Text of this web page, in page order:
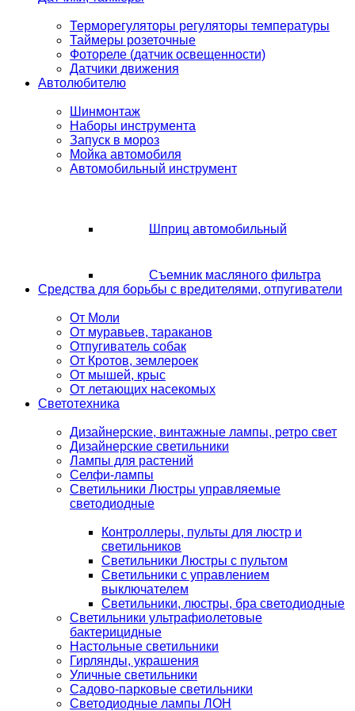
Терморегуляторы регуляторы температуры
Таймеры розеточные
Фотореле (датчик освещенности)
Датчики движения
Автолюбителю
Шинмонтаж
Наборы инструмента
Запуск в мороз
Мойка автомобиля
Автомобильный инструмент
Шприц автомобильный
Съемник масляного фильтра
Средства для борьбы с вредителями, отпугиватели
От Моли
От муравьев, тараканов
Отпугиватель собак
От Кротов, землероек
От мышей, крыс
От летающих насекомых
Светотехника
Дизайнерские, винтажные лампы, ретро свет
Дизайнерские светильники
Лампы для растений
Селфи-лампы
Светильники Люстры управляемые
светодиодные
Контроллеры, пульты для люстр и
светильников
Светильники Люстры с пультом
Светильники с управлением
выключателем
Светильники, люстры, бра светодиодные
Светильники ультрафиолетовые
бактерицидные
Настольные светильники
Гирлянды, украшения
Уличные светильники
Садово-парковые светильники
Светодиодные лампы ЛОН